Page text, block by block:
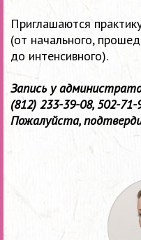
Приглашаются
(от начального,
до интенсивного).
Запись у
(812) 233-39-08, 502-71-
Пожалуйста,